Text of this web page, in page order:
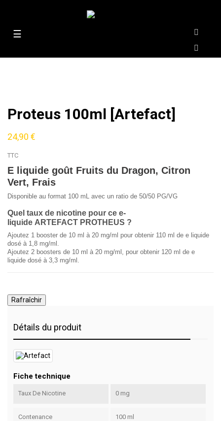
Basculer
☰
Proteus 100ml [Artefact]
24,90 €
TTC
E liquide goût Fruits du Dragon, Citron
Vert, Frais
Disponible au format 100 mL avec un ratio de 50/50 PG/VG
Quel taux de nicotine pour ce e-
liquide ARTEFACT PROTHEUS ?
Ajoutez 1 booster de 10 ml à 20 mg/ml pour obtenir 110 ml de e liquide
dosé à 1,8 mg/ml.
Ajoutez 2 boosters de 10 ml à 20 mg/ml, pour obtenir 120 ml de e
liquide dosé à 3,3 mg/ml.
Détails du produit
Fiche technique
Taux De Nicotine 0 mg
Contenance 100 ml